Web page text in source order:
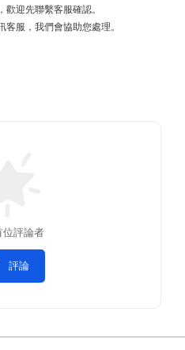
迎先聯繫客服確認。
服，我們會協助您處理。
位評論者
評論